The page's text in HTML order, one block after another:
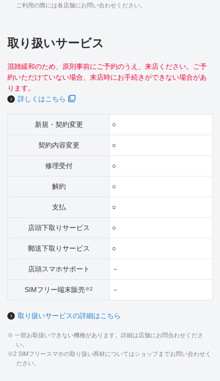
ご利用の際には各店舗にお問い合わせください。
取り扱いサービス
混雑緩和のため、原則事前にご予約のうえ、来店ください。ご予
約いただけていない場合、来店時にお手続きができない場合があ
ります。
詳しくはこちら
新規・契約変更 ○
契約内容変更 ○
修理受付 ○
解約 ○
支払 ○
店頭下取りサービス ○
郵送下取りサービス ○
店頭スマホサポート －
SIMフリー端末販売※2 －
取り扱いサービスの詳細はこちら
※ 一部お取扱いできない機種があります。詳細は店舗にお問合わせくださ
い。
※2 SIMフリースマホの取り扱い商材についてはショップまでお問い合わせく
ださい。